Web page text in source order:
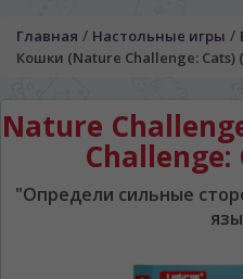
Главная / Настольные игры /
Кошки (Nature Challenge: Cats)
Nature
Challenge:
"Определи сильные